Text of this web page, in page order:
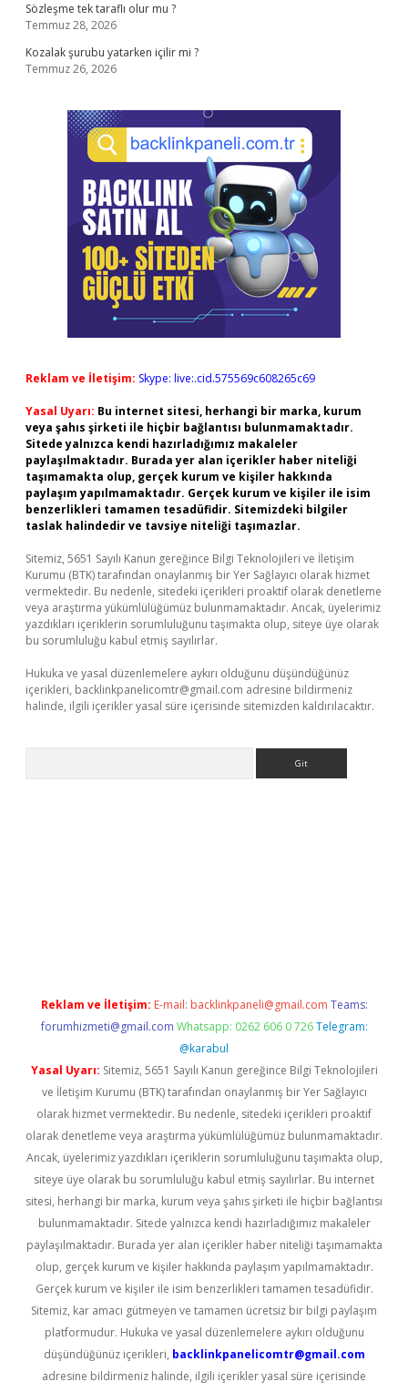
Sözleşme tek taraflı olur mu ?
Temmuz 28, 2026
Kozalak şurubu yatarken içilir mi ?
Temmuz 26, 2026
Reklam ve İletişim: Skype: live:.cid.575569c608265c69
Yasal Uyarı: Bu internet sitesi, herhangi bir marka, kurum
veya şahıs şirketi ile hiçbir bağlantısı bulunmamaktadır.
Sitede yalnızca kendi hazırladığımız makaleler
paylaşılmaktadır. Burada yer alan içerikler haber niteliği
taşımamakta olup, gerçek kurum ve kişiler hakkında
paylaşım yapılmamaktadır. Gerçek kurum ve kişiler ile isim
benzerlikleri tamamen tesadüfidir. Sitemizdeki bilgiler
taslak halindedir ve tavsiye niteliği taşımazlar.
Sitemiz, 5651 Sayılı Kanun gereğince Bilgi Teknolojileri ve İletişim
Kurumu (BTK) tarafından onaylanmış bir Yer Sağlayıcı olarak hizmet
vermektedir. Bu nedenle, sitedeki içerikleri proaktif olarak denetleme
veya araştırma yükümlülüğümüz bulunmamaktadır. Ancak, üyelerimiz
yazdıkları içeriklerin sorumluluğunu taşımakta olup, siteye üye olarak
bu sorumluluğu kabul etmiş sayılırlar.
Hukuka ve yasal düzenlemelere aykırı olduğunu düşündüğünüz
içerikleri, backlinkpanelicomtr@gmail.com adresine bildirmeniz
halinde, ilgili içerikler yasal süre içerisinde sitemizden kaldırılacaktır.
Reklam ve İletişim: E-mail: backlinkpaneli@gmail.com Teams:
forumhizmeti@gmail.com Whatsapp: 0262 606 0 726 Telegram:
@karabul
Yasal Uyarı: Sitemiz, 5651 Sayılı Kanun gereğince Bilgi Teknolojileri
ve İletişim Kurumu (BTK) tarafından onaylanmış bir Yer Sağlayıcı
olarak hizmet vermektedir. Bu nedenle, sitedeki içerikleri proaktif
olarak denetleme veya araştırma yükümlülüğümüz bulunmamaktadır.
Ancak, üyelerimiz yazdıkları içeriklerin sorumluluğunu taşımakta olup,
siteye üye olarak bu sorumluluğu kabul etmiş sayılırlar. Bu internet
sitesi, herhangi bir marka, kurum veya şahıs şirketi ile hiçbir bağlantısı
bulunmamaktadır. Sitede yalnızca kendi hazırladığımız makaleler
paylaşılmaktadır. Burada yer alan içerikler haber niteliği taşımamakta
olup, gerçek kurum ve kişiler hakkında paylaşım yapılmamaktadır.
Gerçek kurum ve kişiler ile isim benzerlikleri tamamen tesadüfidir.
Sitemiz, kar amacı gütmeyen ve tamamen ücretsiz bir bilgi paylaşım
platformudur. Hukuka ve yasal düzenlemelere aykırı olduğunu
düşündüğünüz içerikleri, backlinkpanelicomtr@gmail.com
adresine bildirmeniz halinde, ilgili içerikler yasal süre içerisinde